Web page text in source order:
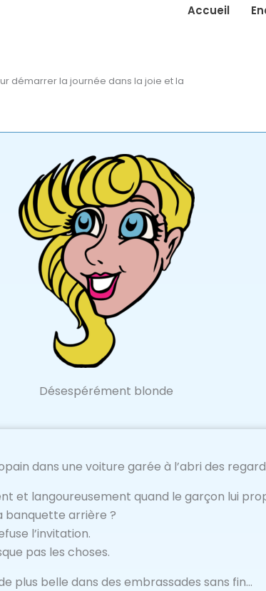
Accueil
démarrer la journée dans la joie et la
Désespérément blonde
dans une voiture garée à l’abri des
et langoureusement quand le garçon lui
banquette arrière ?
l’invitation.
pas les choses.
plus belle dans des embrassades sans fin…